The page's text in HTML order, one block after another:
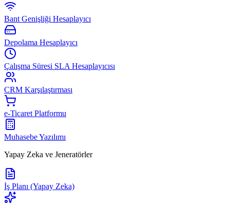
Bant Genişliği Hesaplayıcı
Depolama Hesaplayıcı
Çalışma Süresi SLA Hesaplayıcısı
CRM Karşılaştırması
e-Ticaret Platformu
Muhasebe Yazılımı
Yapay Zeka ve Jeneratörler
İş Planı (Yapay Zeka)